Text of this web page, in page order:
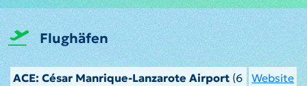
Flughäfen
ACE: César Manrique-Lanzarote Airport (6
Website